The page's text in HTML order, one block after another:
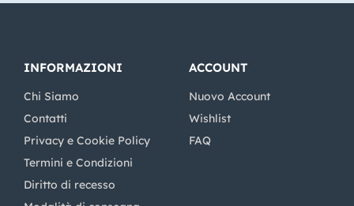
INFORMAZIONI
Chi Siamo
Contatti
Privacy e Cookie Policy
Termini e Condizioni
Diritto di recesso
ACCOUNT
Nuovo Account
Wishlist
FAQ